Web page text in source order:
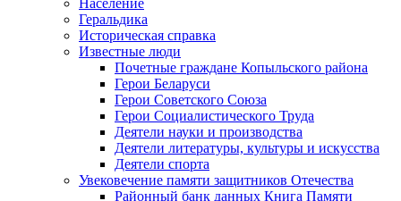
Население
Геральдика
Историческая справка
Известные люди
Почетные граждане Копыльского района
Герои Беларуси
Герои Советского Союза
Герои Социалистического Труда
Деятели науки и производства
Деятели литературы, культуры и искусства
Деятели спорта
Увековечение памяти защитников Отечества
Районный банк данных Книга Памяти